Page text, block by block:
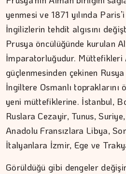
yenmesi ve 1871 yılında
İngilizlerin tehdit algısını
Prusya öncülüğünde kurulan
İmparatorluğudur. Müttefikleri
güçlenmesinden çekinen Rusya
İngiltere Osmanlı topraklarını
yeni müttefiklerine. İstanbul,
Ruslara Cezayir, Tunus,
Anadolu Fransızlara Libya,
İtalyanlara İzmir, Ege ve
Görüldüğü gibi dengeler